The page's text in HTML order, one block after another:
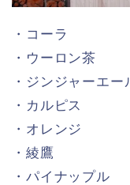
・コーラ
・ウーロン茶
・ジンジャーエー
・カルピス
・オレンジ
・綾鷹
・パイナップル